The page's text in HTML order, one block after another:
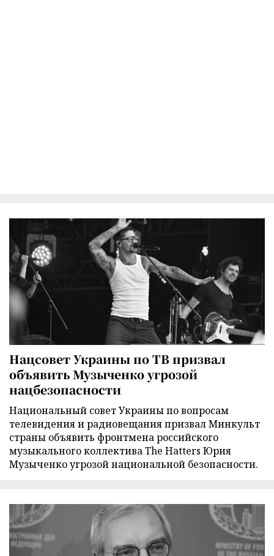
Нацсовет Украины по ТВ призвал
объявить Музыченко угрозой
нацбезопасности
Национальный совет Украины по вопросам
телевидения и радиовещания призвал Минкульт
страны объявить фронтмена российского
музыкального коллектива The Hatters Юрия
Музыченко угрозой национальной безопасности.